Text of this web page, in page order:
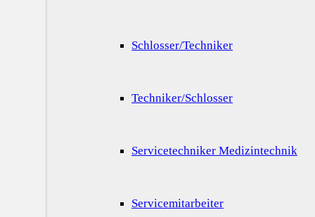
Schlosser/Techniker
Techniker/Schlosser
Servicetechniker Medizintechnik
Servicemitarbeiter